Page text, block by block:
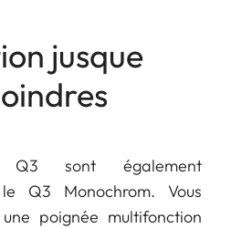
jusque
Q3 sont également
Q3 Monochrom. Vous
poignée multifonction